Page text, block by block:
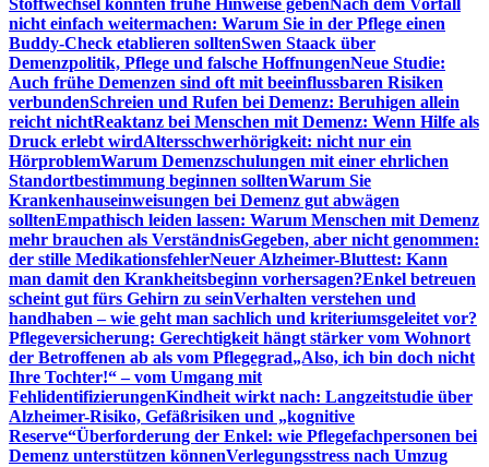
Stoffwechsel könnten frühe Hinweise gebenNach dem Vorfall
nicht einfach weitermachen: Warum Sie in der Pflege einen
Buddy-Check etablieren solltenSwen Staack über
Demenzpolitik, Pflege und falsche HoffnungenNeue Studie:
Auch frühe Demenzen sind oft mit beeinflussbaren Risiken
verbundenSchreien und Rufen bei Demenz: Beruhigen allein
reicht nichtReaktanz bei Menschen mit Demenz: Wenn Hilfe als
Druck erlebt wirdAltersschwerhörigkeit: nicht nur ein
HörproblemWarum Demenzschulungen mit einer ehrlichen
Standortbestimmung beginnen solltenWarum Sie
Krankenhauseinweisungen bei Demenz gut abwägen
solltenEmpathisch leiden lassen: Warum Menschen mit Demenz
mehr brauchen als VerständnisGegeben, aber nicht genommen:
der stille MedikationsfehlerNeuer Alzheimer-Bluttest: Kann
man damit den Krankheitsbeginn vorhersagen?Enkel betreuen
scheint gut fürs Gehirn zu seinVerhalten verstehen und
handhaben – wie geht man sachlich und kriteriumsgeleitet vor?
Pflegeversicherung: Gerechtigkeit hängt stärker vom Wohnort
der Betroffenen ab als vom Pflegegrad„Also, ich bin doch nicht
Ihre Tochter!“ – vom Umgang mit
FehlidentifizierungenKindheit wirkt nach: Langzeitstudie über
Alzheimer-Risiko, Gefäßrisiken und „kognitive
Reserve“Überforderung der Enkel: wie Pflegefachpersonen bei
Demenz unterstützen könnenVerlegungsstress nach Umzug